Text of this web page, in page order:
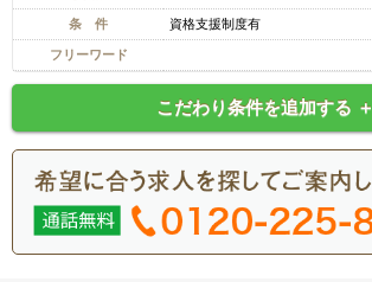
条 件 資格支援制度有
フリーワード
こだわり条件を追加する ＋